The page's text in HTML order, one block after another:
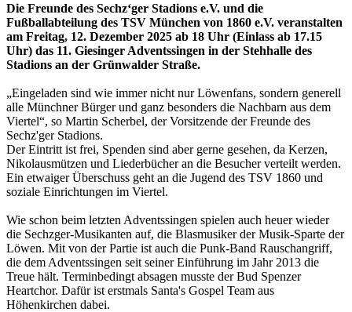
Die Freunde des Sechz‘ger Stadions e.V. und die
Fußballabteilung des TSV München von 1860 e.V. veranstalten
am Freitag, 12. Dezember 2025 ab 18 Uhr (Einlass ab 17.15
Uhr) das 11. Giesinger Adventssingen in der Stehhalle des
Stadions an der Grünwalder Straße.
„Eingeladen sind wie immer nicht nur Löwenfans, sondern generell
alle Münchner Bürger und ganz besonders die Nachbarn aus dem
Viertel“, so Martin Scherbel, der Vorsitzende der Freunde des
Sechz'ger Stadions.
Der Eintritt ist frei, Spenden sind aber gerne gesehen, da Kerzen,
Nikolausmützen und Liederbücher an die Besucher verteilt werden.
Ein etwaiger Überschuss geht an die Jugend des TSV 1860 und
soziale Einrichtungen im Viertel.
Wie schon beim letzten Adventssingen spielen auch heuer wieder
die Sechzger-Musikanten auf, die Blasmusiker der Musik-Sparte der
Löwen. Mit von der Partie ist auch die Punk-Band Rauschangriff,
die dem Adventssingen seit seiner Einführung im Jahr 2013 die
Treue hält. Terminbedingt absagen musste der Bud Spenzer
Heartchor. Dafür ist erstmals Santa's Gospel Team aus
Höhenkirchen dabei.